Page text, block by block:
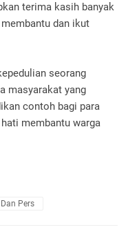
terima kasih banyak
dan ikut
seorang
masyarakat yang
contoh bagi para
membantu warga
Pers